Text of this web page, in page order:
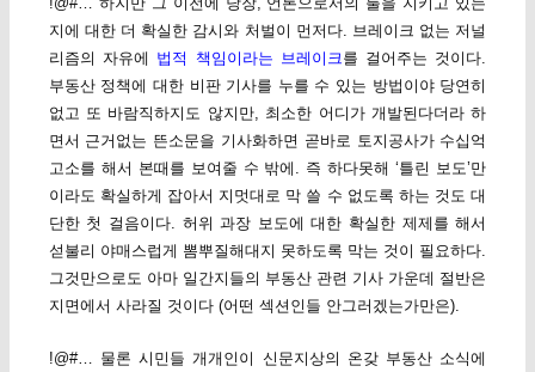
지에 대한 더 확실한 감시와 처벌이 먼저다. 브레이크 없는 저널
리즘의 자유에 법적 책임이라는 브레이크 를 걸어주는 것이다.
부동산 정책에 대한 비판 기사를 누를 수 있는 방법이야 당연히
없고 또 바람직하지도 않지만, 최소한 어디가 개발된다더라 하
면서 근거없는 뜬소문을 기사화하면 곧바로 토지공사가 수십억
고소를 해서 본때를 보여줄 수 밖에. 즉 하다못해 ‘틀린 보도’만
이라도 확실하게 잡아서 지멋대로 막 쓸 수 없도록 하는 것도 대
단한 첫 걸음이다. 허위 과장 보도에 대한 확실한 제제를 해서
섣불리 야매스럽게 뽐뿌질해대지 못하도록 막는 것이 필요하다.
그것만으로도 아마 일간지들의 부동산 관련 기사 가운데 절반은
지면에서 사라질 것이다 (어떤 섹션인들 안그러겠는가만은).
!@#… 물론 시민들 개개인이 신문지상의 온갖 부동산 소식에